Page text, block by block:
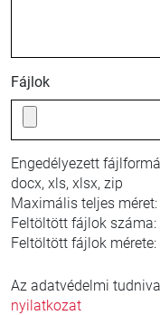
Fájlok
Engedélyezett
docx, xls, xlsx, zip
Maximális teljes méret:
Feltöltött fájlok száma:
Feltöltött fájlok mérete:
Az adatvédelmi
nyilatkozat